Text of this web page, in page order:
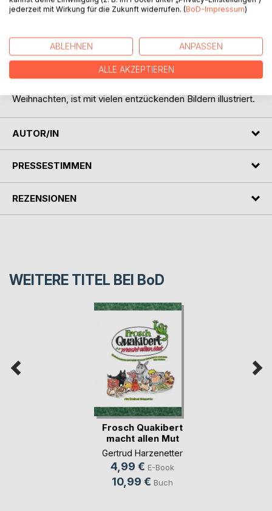
Ein kleiner Spatz ist auf der Suche nach dem Christkind.
Doch er kann es einfach nicht finden. Deshalb holt er sich
Rat bei der klugen Eule. Bald darauf geht er mit dem
Nikolaus auf eine ganz besondere Reise. Die fantasievolle
Weihnachten, ist mit vielen entzückenden Bildern illustriert.
AUTOR/IN
PRESSESTIMMEN
REZENSIONEN
WEITERE TITEL BEI BoD
Frosch Quakibert
macht allen Mut
Gertrud Harzenetter
4,99 € E-Book
10,99 € Buch
jederzeit mit Wirkung für die Zukunft widerrufen. (BoD-Impressum)
ABLEHNEN ANPASSEN
ALLE AKZEPTIEREN